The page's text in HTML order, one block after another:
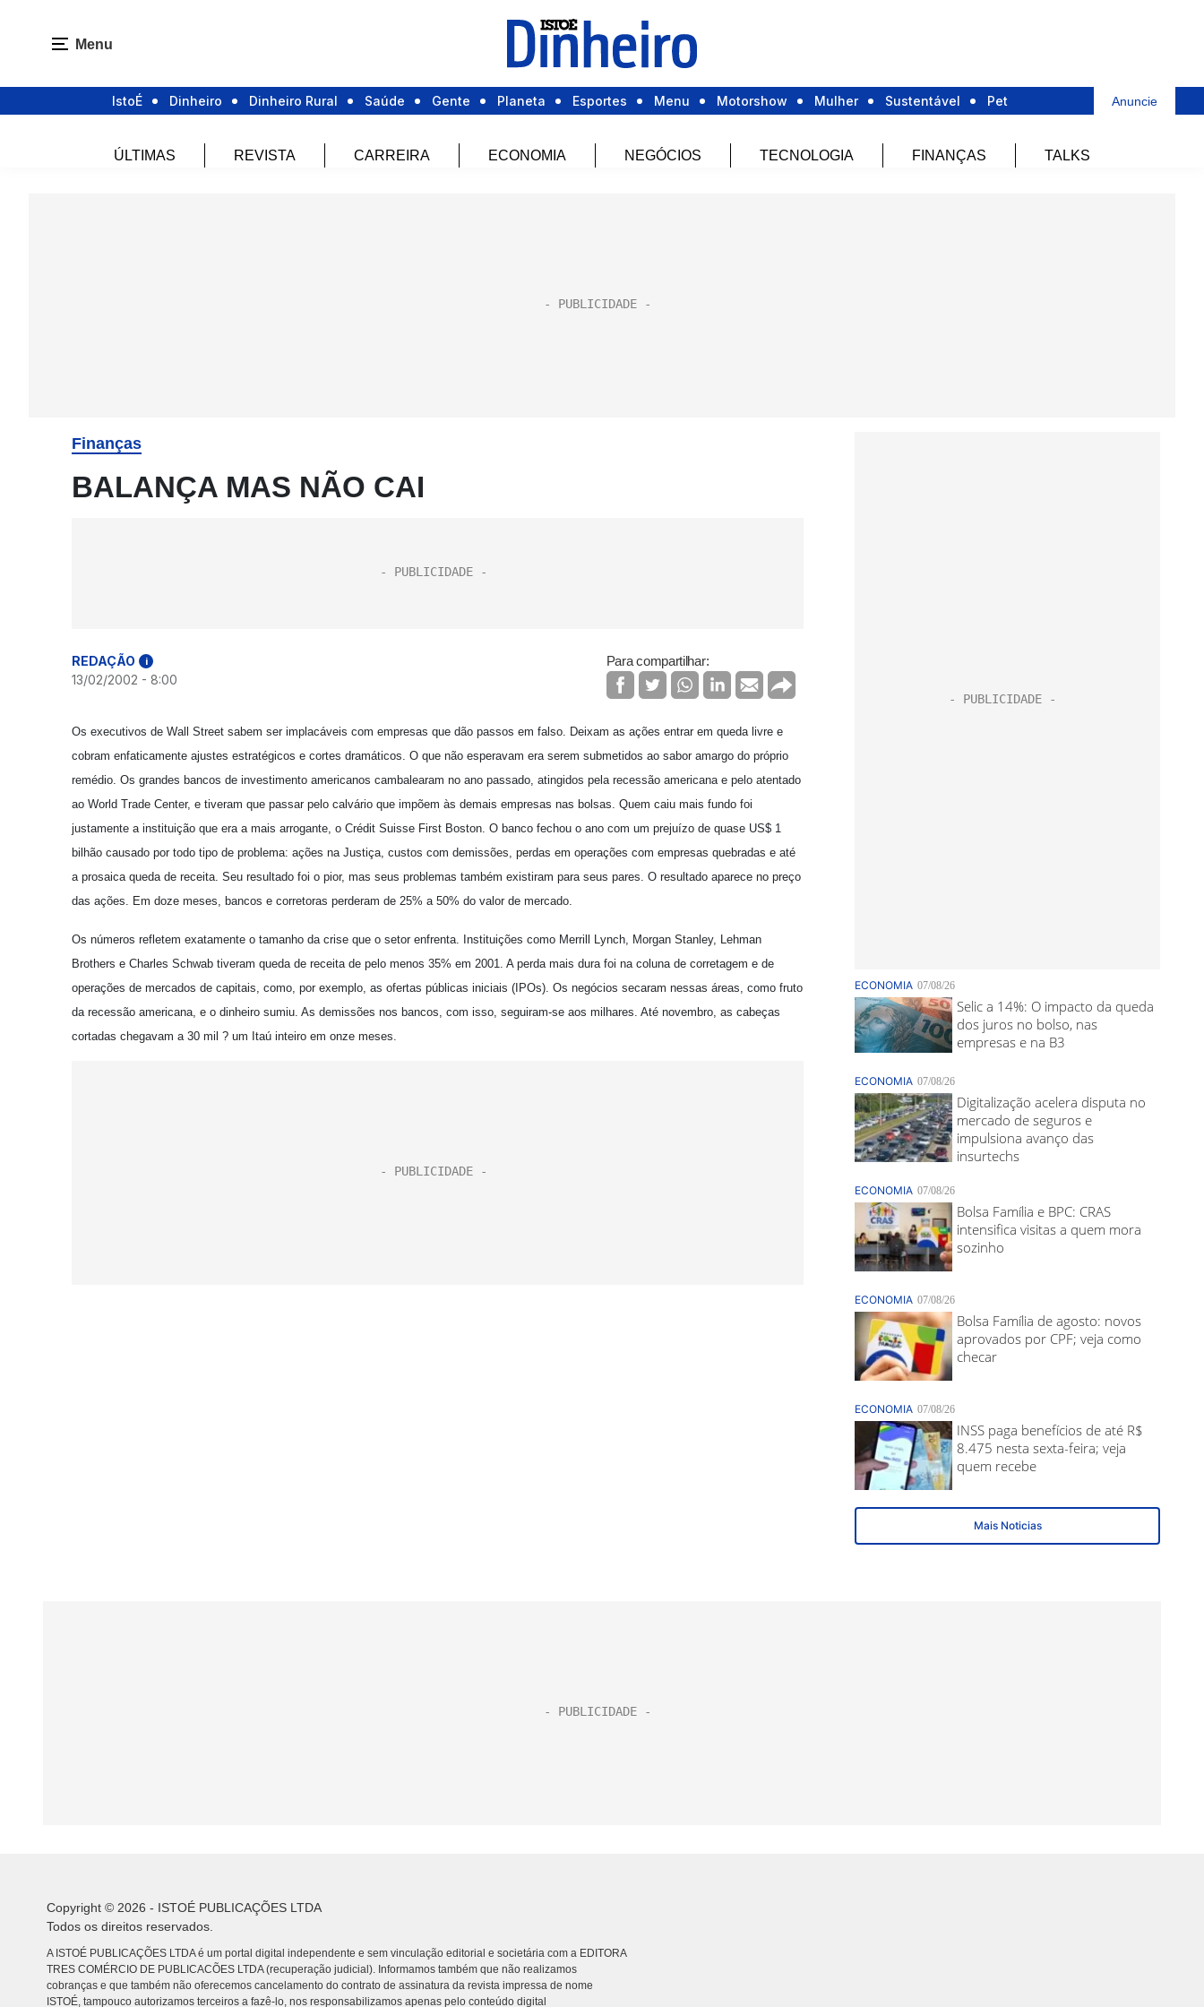
Menu
IstoÉ Dinheiro Dinheiro Rural Saúde Gente Planeta Esportes Menu Motorshow Mulher Sustentável Pet Anuncie
ÚLTIMAS REVISTA CARREIRA ECONOMIA NEGÓCIOS TECNOLOGIA FINANÇAS TALKS
Finanças
BALANÇA MAS NÃO CAI
REDAÇÃO i
13/02/2002 - 8:00
Para compartilhar:
Os executivos de Wall Street sabem ser implacáveis com empresas que dão passos em falso. Deixam as ações entrar em queda livre e
cobram enfaticamente ajustes estratégicos e cortes dramáticos. O que não esperavam era serem submetidos ao sabor amargo do próprio
remédio. Os grandes bancos de investimento americanos cambalearam no ano passado, atingidos pela recessão americana e pelo atentado
ao World Trade Center, e tiveram que passar pelo calvário que impõem às demais empresas nas bolsas. Quem caiu mais fundo foi
justamente a instituição que era a mais arrogante, o Crédit Suisse First Boston. O banco fechou o ano com um prejuízo de quase US$ 1
bilhão causado por todo tipo de problema: ações na Justiça, custos com demissões, perdas em operações com empresas quebradas e até
a prosaica queda de receita. Seu resultado foi o pior, mas seus problemas também existiram para seus pares. O resultado aparece no preço
das ações. Em doze meses, bancos e corretoras perderam de 25% a 50% do valor de mercado.
Os números refletem exatamente o tamanho da crise que o setor enfrenta. Instituições como Merrill Lynch, Morgan Stanley, Lehman
Brothers e Charles Schwab tiveram queda de receita de pelo menos 35% em 2001. A perda mais dura foi na coluna de corretagem e de
operações de mercados de capitais, como, por exemplo, as ofertas públicas iniciais (IPOs). Os negócios secaram nessas áreas, como fruto
da recessão americana, e o dinheiro sumiu. As demissões nos bancos, com isso, seguiram-se aos milhares. Até novembro, as cabeças
cortadas chegavam a 30 mil ? um Itaú inteiro em onze meses.
Copyright © 2026 - ISTOÉ PUBLICAÇÕES LTDA
Todos os direitos reservados.
A ISTOÉ PUBLICAÇÕES LTDA é um portal digital independente e sem vinculação editorial e societária com a EDITORA
TRES COMÉRCIO DE PUBLICACÕES LTDA (recuperação judicial). Informamos também que não realizamos
cobranças e que também não oferecemos cancelamento do contrato de assinatura da revista impressa de nome
ISTOÉ, tampouco autorizamos terceiros a fazê-lo, nos responsabilizamos apenas pelo conteúdo digital